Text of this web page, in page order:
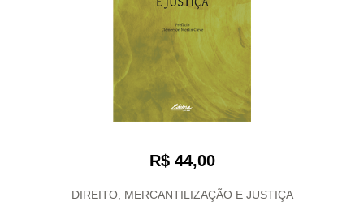
R$ 44,00
DIREITO, MERCANTILIZAÇÃO E JUSTIÇA